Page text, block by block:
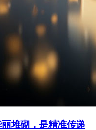
堆砌，是精准传递